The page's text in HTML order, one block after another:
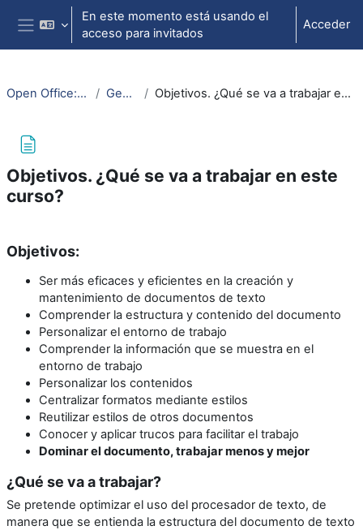
Salta al contenido principal
Panel lateral
En este momento está usando el
acceso para invitados
Acceder
Open Office: Writer General Objetivos. ¿Qué se va a trabajar en este curso?
Objetivos. ¿Qué se va a trabajar en este
curso?
Objetivos:
Ser más eficaces y eficientes en la creación y
mantenimiento de documentos de texto
Comprender la estructura y contenido del documento
Personalizar el entorno de trabajo
Comprender la información que se muestra en el
entorno de trabajo
Personalizar los contenidos
Centralizar formatos mediante estilos
Reutilizar estilos de otros documentos
Conocer y aplicar trucos para facilitar el trabajo
Dominar el documento, trabajar menos y mejor
¿Qué se va a trabajar?
Se pretende optimizar el uso del procesador de texto, de
manera que se entienda la estructura del documento de texto